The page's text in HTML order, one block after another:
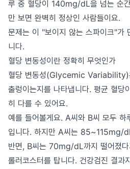
루 중 혈당이 140mg/dL을 넘는 순
만 보면 완벽히 정상인 사람들이요.
문제는 이 "보이지 않는 스파이크"가
니다.
혈당 변동성이란 정확히 무엇인가
혈당 변동성(Glycemic Variability)
출렁이는지를 나타냅니다. 평균 혈당
히 다를 수 있어요.
예를 들어볼게요. A씨와 B씨 모두
입니다. 하지만 A씨는 85~115mg/
반면, B씨는 70mg/dL까지 떨어졌
롤러코스터를 탑니다. 건강검진 결과